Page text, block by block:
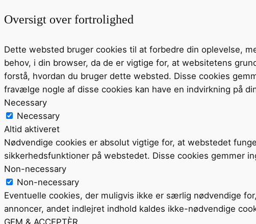
Oversigt over fortrolighed
Dette websted bruger cookies til at forbedre din oplevelse,
behov, i din browser, da de er vigtige for, at websitetens
forstå, hvordan du bruger dette websted. Disse cookies
fravælge nogle af disse cookies kan have en indvirkning på
Necessary
Necessary
Altid aktiveret
Nødvendige cookies er absolut vigtige for, at webstedet
sikkerhedsfunktioner på webstedet. Disse cookies gemmer
Non-necessary
Non-necessary
Eventuelle cookies, der muligvis ikke er særlig nødvendige
annoncer, andet indlejret indhold kaldes ikke-nødvendige